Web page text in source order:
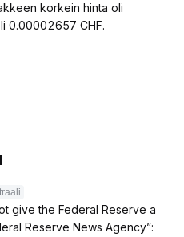
korkein hinta oli
0.00002657 CHF.
give the Federal Reserve a
Reserve News Agency”: